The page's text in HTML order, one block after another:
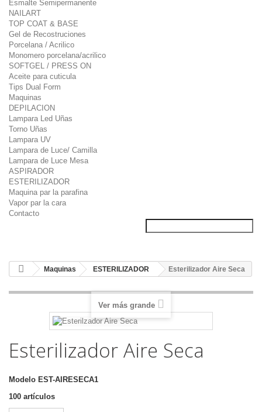
Esmalte Semipermanente
NAILART
TOP COAT & BASE
Gel de Recostruciones
Porcelana / Acrilico
Monomero porcelana/acrilico
SOFTGEL / PRESS ON
Aceite para cuticula
Tips Dual Form
Maquinas
DEPILACION
Lampara Led Uñas
Torno Uñas
Lampara UV
Lampara de Luce/ Camilla
Lampara de Luce Mesa
ASPIRADOR
ESTERILIZADOR
Maquina par la parafina
Vapor par la cara
Contacto
Maquinas ESTERILIZADOR Esterilizador Aire Seca
Ver más grande
Esterilizador Aire Seca
Modelo EST-AIRESECA1
100 artículos